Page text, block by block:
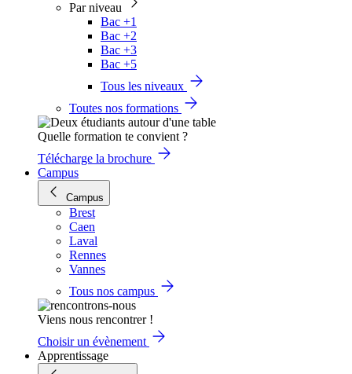
Par niveau
Bac +1
Bac +2
Bac +3
Bac +5
Tous les niveaux
Toutes nos formations
Quelle formation te convient ?
Télécharge la brochure
Campus
Campus
Brest
Caen
Laval
Rennes
Vannes
Tous nos campus
Viens nous rencontrer !
Choisir un évènement
Apprentissage